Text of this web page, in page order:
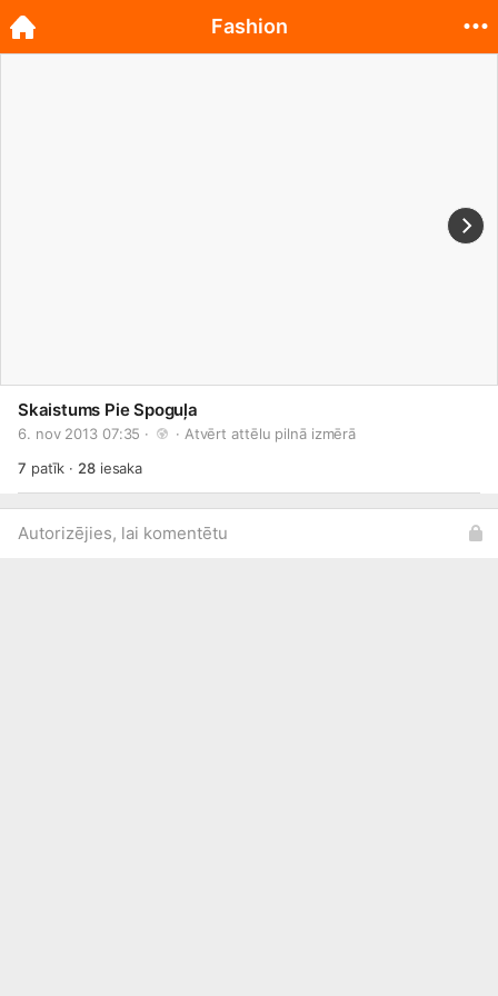
Skaistums Pie Spoguļa
6. nov 2013 07:35 · · Atvērt attēlu pilnā izmērā
7 patīk · 28iesaka
Autorizējies, lai komentētu
Fashion